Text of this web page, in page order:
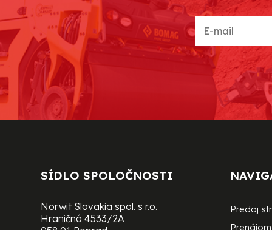
SÍDLO SPOLOČNOSTI
Norwit Slovakia spol. s r.o.
Hraničná 4533/2A
Predaj